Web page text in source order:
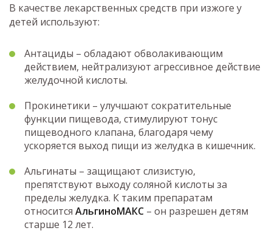
В качестве лекарственных средств при изжоге у
детей используют:
Антациды – обладают обволакивающим
действием, нейтрализуют агрессивное действие
желудочной кислоты.
Прокинетики – улучшают сократительные
функции пищевода, стимулируют тонус
пищеводного клапана, благодаря чему
ускоряется выход пищи из желудка в кишечник.
Альгинаты – защищают слизистую,
препятствуют выходу соляной кислоты за
пределы желудка. К таким препаратам
относится АльгиноМАКС – он разрешен детям
старше 12 лет.